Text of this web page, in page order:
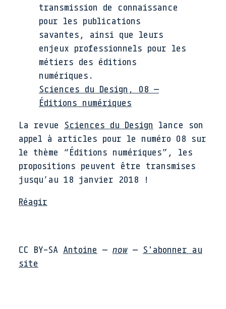
transmission de connaissance
pour les publications
savantes, ainsi que leurs
enjeux professionnels pour les
métiers des éditions
numériques.
Sciences du Design, 08 —
Éditions numériques
La revue Sciences du Design lance son
appel à articles pour le numéro 08 sur
le thème “Éditions numériques”, les
propositions peuvent être transmises
jusqu’au 18 janvier 2018 !
Réagir
CC BY-SA Antoine — now — S'abonner au
site